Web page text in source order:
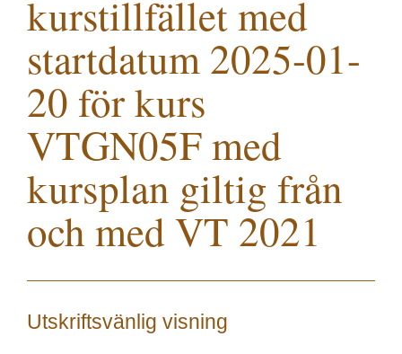
kurstillfället med
startdatum 2025-01-
20 för kurs
VTGN05F med
kursplan giltig från
och med VT 2021
Utskriftsvänlig visning